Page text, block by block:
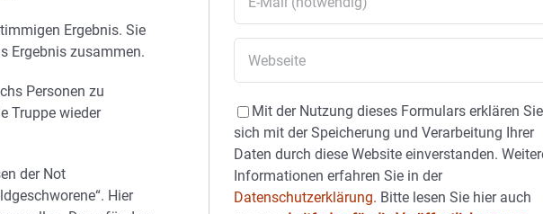
Ergebnis. Sie
Ergebnis zusammen.
Personen zu
Truppe wieder
der Not
Hier
Mit der Nutzung dieses Formulars erklären Sie
sich mit der Speicherung und Verarbeitung Ihrer
Daten durch diese Website einverstanden.
Informationen erfahren Sie in der
Datenschutzerklärung. Bitte lesen Sie hier auch